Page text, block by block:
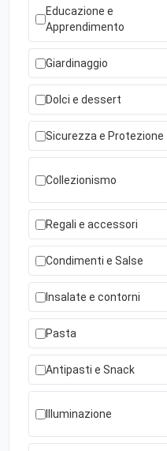
Educazione e
Apprendimento
Giardinaggio
Dolci e dessert
Sicurezza e Protezione
Collezionismo
Regali e accessori
Condimenti e Salse
Insalate e contorni
Pasta
Antipasti e Snack
Illuminazione